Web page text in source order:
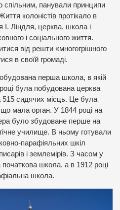
спільним, панували принципи
колоністів протікало в
І. Ліндля, церква, школа і
і соціального життя.
від решти «многогрішного
в своїй громаді.
перша школа, в якій
була побудована церква
515 сидячих місць. Це була
мала орган. У 1844 році на
було збудоване перше на
училище. В ньому готували
парафіяльних шкіл
і землемірів. З часом у
початкова школа, а в 1912 році
школа.